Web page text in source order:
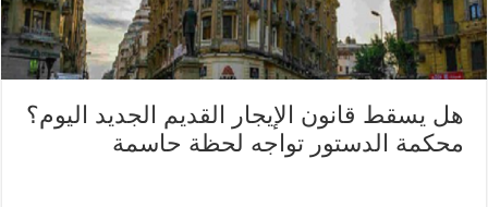
هل يسقط قانون الإيجار القديم الجديد اليوم؟
محكمة الدستور تواجه لحظة حاسمة